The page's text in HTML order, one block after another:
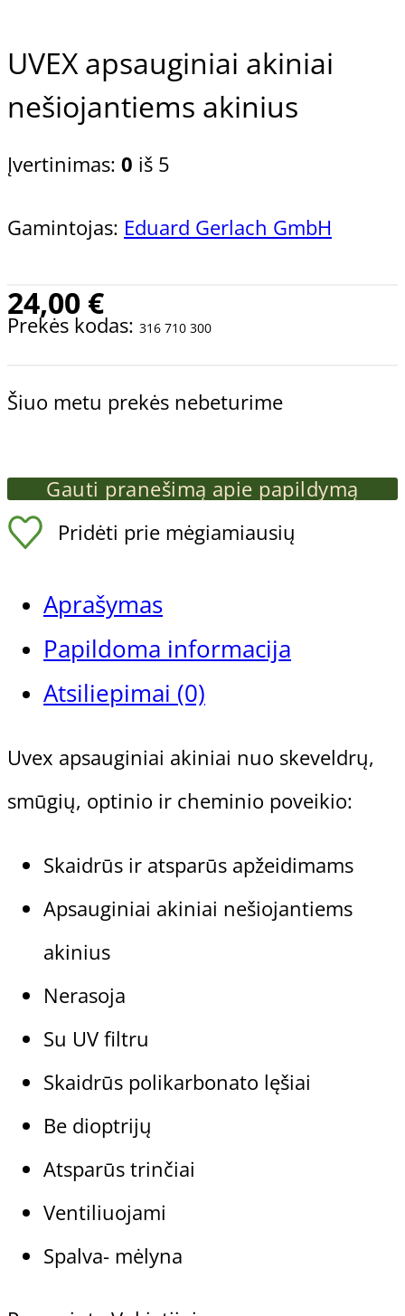
UVEX apsauginiai akiniai
nešiojantiems akinius
Įvertinimas: 0 iš 5
Gamintojas: Eduard Gerlach GmbH
24,00 €
Prekės kodas: 316 710 300
Šiuo metu prekės nebeturime
Gauti pranešimą apie papildymą
Pridėti prie mėgiamiausių
Aprašymas
Papildoma informacija
Atsiliepimai (0)
Uvex apsauginiai akiniai nuo skeveldrų,
smūgių, optinio ir cheminio poveikio:
Skaidrūs ir atsparūs apžeidimams
Apsauginiai akiniai nešiojantiems
akinius
Nerasoja
Su UV filtru
Skaidrūs polikarbonato lęšiai
Be dioptrijų
Atsparūs trinčiai
Ventiliuojami
Spalva- mėlyna